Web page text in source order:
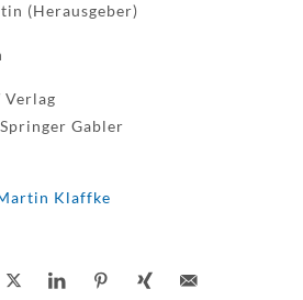
(Herausgeber)
Verlag
Gabler
Klaffke